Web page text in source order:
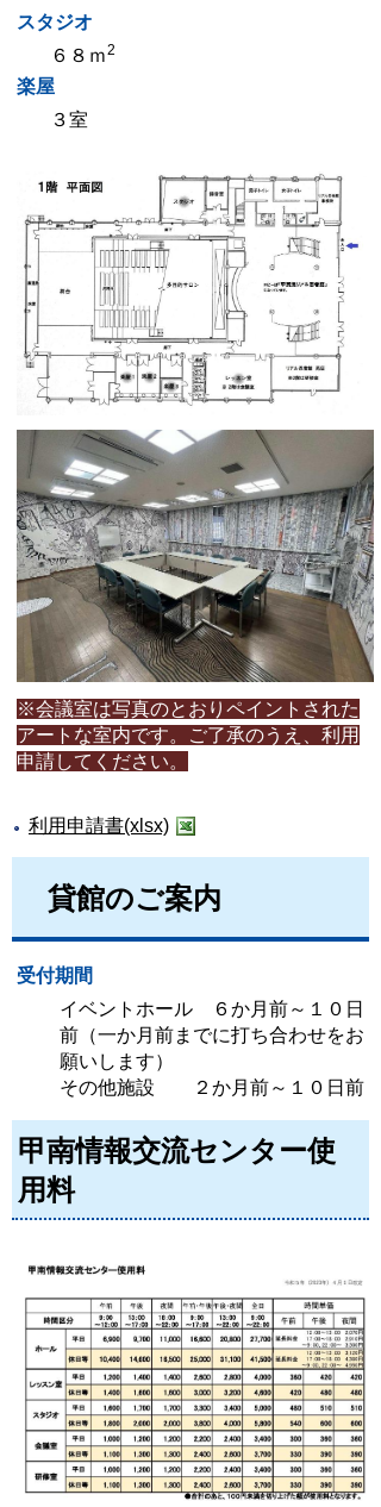
スタジオ
６８ｍ2
楽屋
３室
※会議室は写真のとおりペイントされた
アートな室内です。ご了承のうえ、利用
申請してください。
利用申請書(xlsx)
貸館のご案内
受付期間
イベントホール ６か月前～１０日
前（一か月前までに打ち合わせをお
願いします）
その他施設 ２か月前～１０日前
甲南情報交流センター使
用料